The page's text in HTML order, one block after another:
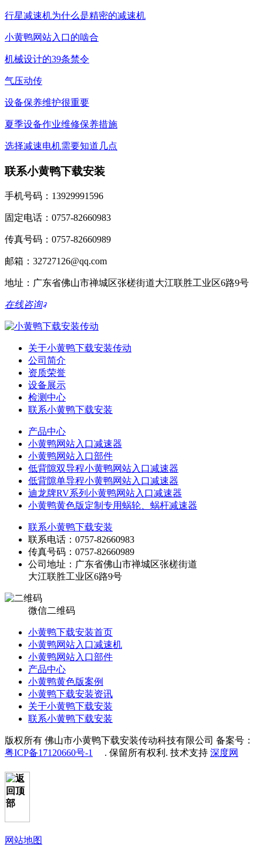
行星减速机为什么是精密的减速机
小黄鸭网站入口的啮合
机械设计的39条禁令
气压动传
设备保养维护很重要
夏季设备作业维修保养措施
选择减速电机需要知道几点
联系小黄鸭下载安装
手机号码：13929991596
固定电话：0757-82660983
传真号码：0757-82660989
邮箱：32727126@qq.com
地址：广东省佛山市禅城区张槎街道大江联胜工业区6路9号
在线咨询
关于小黄鸭下载安装传动
公司简介
资质荣誉
设备展示
检测中心
联系小黄鸭下载安装
产品中心
小黄鸭网站入口减速器
小黄鸭网站入口部件
低背隙双导程小黄鸭网站入口减速器
低背隙单导程小黄鸭网站入口减速器
迪龙牌RV系列小黄鸭网站入口减速器
小黄鸭黄色版定制专用蜗轮、蜗杆减速器
联系小黄鸭下载安装
联系电话：0757-82660983
传真号码：0757-82660989
公司地址：广东省佛山市禅城区张槎街道
大江联胜工业区6路9号
微信二维码
小黄鸭下载安装首页
小黄鸭网站入口减速机
小黄鸭网站入口部件
产品中心
小黄鸭黄色版案例
小黄鸭下载安装资讯
关于小黄鸭下载安装
联系小黄鸭下载安装
版权所有 佛山市小黄鸭下载安装传动科技有限公司 备案号：
粤ICP备17120660号-1
. 保留所有权利. 技术支持 深度网
网站地图